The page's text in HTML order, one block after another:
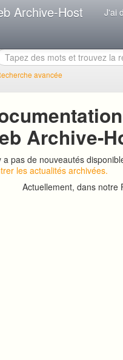
Archive-Host J'ai
avancée
Archive-
a pas de nouveautés
les actualités archivées.
Actuellement, dans notre